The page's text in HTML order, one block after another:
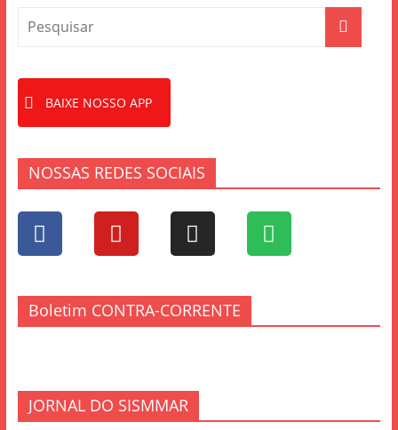
k
BAIXE NOSSO APP
NOSSAS REDES SOCIAIS
Boletim CONTRA-CORRENTE
JORNAL DO SISMMAR